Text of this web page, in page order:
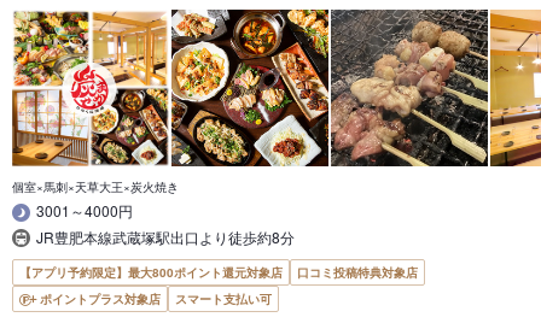
個室×馬刺×天草大王×炭火焼き
3001～4000円
JR豊肥本線武蔵塚駅出口より徒歩約8分
【アプリ予約限定】最大800ポイント還元対象店
口コミ投稿特典対象店
ポイントプラス対象店
スマート支払い可